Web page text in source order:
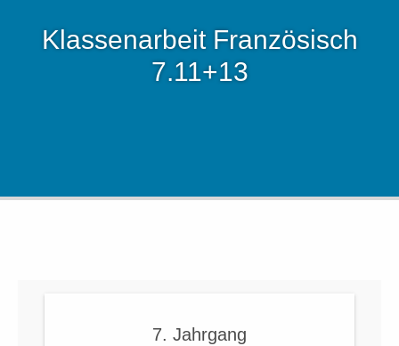
Klassenarbeit Französisch
7.11+13
7. Jahrgang